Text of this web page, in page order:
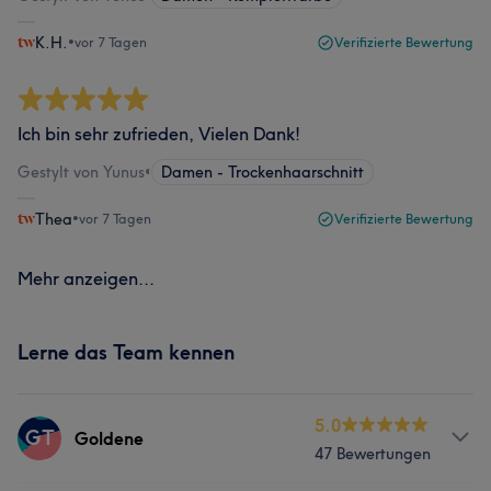
K.H. •vor 7 Tagen Verifizierte Bewertung
Ich bin sehr zufrieden, Vielen Dank!
Gestylt von Yunus• Damen - Trockenhaarschnitt
Thea•vor 7 Tagen Verifizierte Bewertung
Mehr anzeigen...
Lerne das Team kennen
GT Goldene
5.0
47 Bewertungen